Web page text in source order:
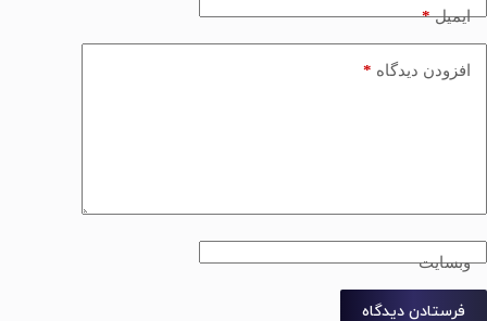
ایمیل*
افزودن دیدگاه *
وبسایت
فرستادن دیدگاه